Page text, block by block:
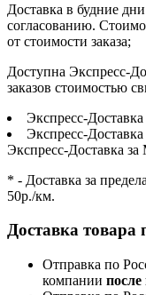
Доставка в будние
согласованию.
от стоимости заказа;
Доступна Экспресс-
заказов стоимостью
Экспресс-
Экспресс-
Экспресс-Доставка
* - Доставка за
50р./км.
Доставка товара
Отправка по
компании